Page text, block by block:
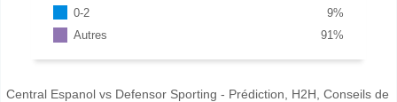
0-2 %
9
Autres
%
91
Central Espanol vs Defensor Sporting - Prédiction, H2H, Conseils de